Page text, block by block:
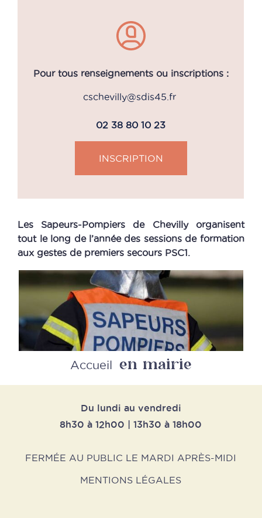
Pour tous renseignements ou inscriptions :
cschevilly@sdis45.fr
02 38 80 10 23
INSCRIPTION
Les Sapeurs-Pompiers de Chevilly organisent
tout le long de l’année des sessions de formation
aux gestes de premiers secours PSC1.
Accueil en mairie
Du lundi au vendredi
8h30 à 12h00 | 13h30 à 18h00
FERMÉE AU PUBLIC LE MARDI APRÈS-MIDI
MENTIONS LÉGALES